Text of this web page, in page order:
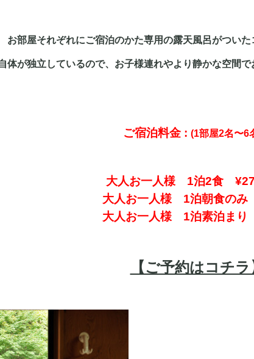
お部屋それぞれにご宿泊のかた専用の露天風呂がついた
体が独立しているので、お子様連れやより静かな空間で
ご宿泊料金 : (1部屋2名〜6
大人お一人様 1泊2食
大人お一人様 1泊朝食のみ
大人お一人様 1泊素泊まり
【ご予約はコチラ